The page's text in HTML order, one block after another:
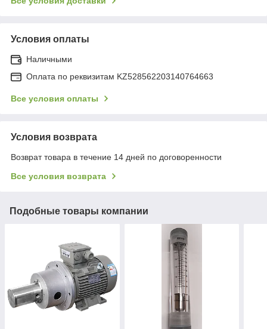
Условия оплаты
Наличными
Оплата по реквизитам KZ528562203140764663
Все условия оплаты
Условия возврата
Возврат товара в течение 14 дней по договоренности
Все условия возврата
Подобные товары компании